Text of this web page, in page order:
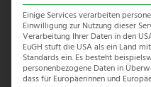
Sango Camp
Einige Services verarbeiten
Einwilligung zur Nutzung dieser
Verarbeitung Ihrer Daten in den
EuGH stuft die USA als ein Land
Standards ein. Es besteht
personenbezogene Daten in
dass für Europäerinnen und